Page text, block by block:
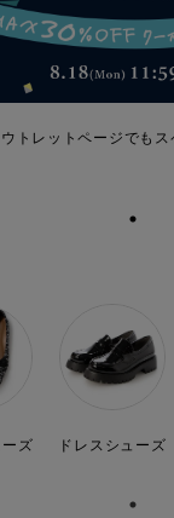
トレットページでも
ズ ドレスシューズ